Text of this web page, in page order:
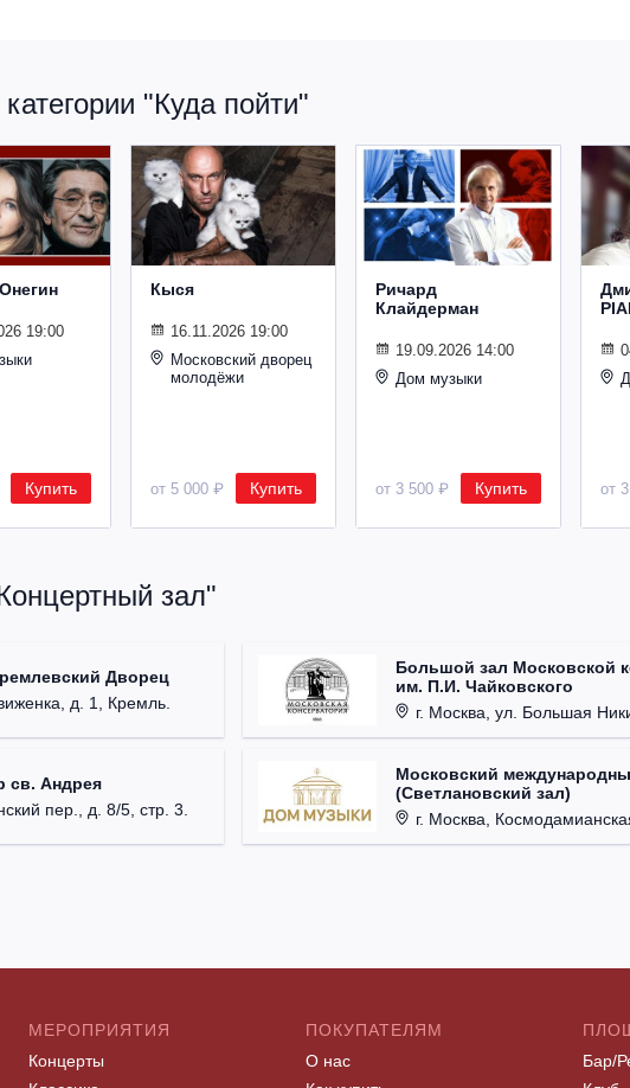
"Куда пойти"
19:00
Купить
Кыся
16.11.2026 19:00
Московский дворец
молодёжи
от 5 000 ₽ Купить
Ричард
Клайдерман
19.09.2026 14:00
Дом музыки
от 3 500 ₽ Купить от
зал"
Дворец
д. 1, Кремль.
св. Андрея
пер., д. 8/5, стр. 3.
Большой зал Московской
им. П.И. Чайковского
г. Москва, ул. Большая
Московский
(Светлановский зал)
г. Москва, Космодамианская
МЕРОПРИЯТИЯ
Концерты
ПОКУПАТЕЛЯМ
О нас
Бар/